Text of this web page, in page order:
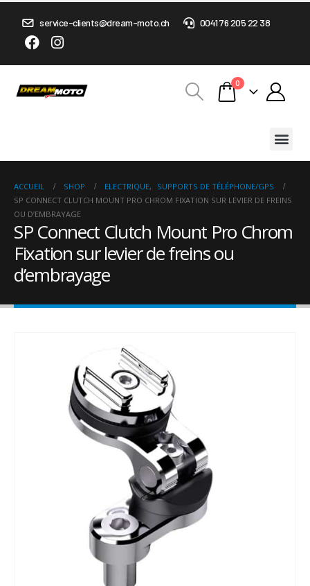
service-clients@dream-moto.ch 0041 76 205 22 38
0
ACCUEIL SHOP ELECTRIQUE,
SUPPORTS DE TÉLÉPHONE/GPS
SP CONNECT CLUTCH MOUNT PRO CHROM FIXATION SUR LEVIER DE FREINS
OU D’EMBRAYAGE
SP Connect Clutch Mount Pro Chrom
Fixation sur levier de freins ou
d’embrayage